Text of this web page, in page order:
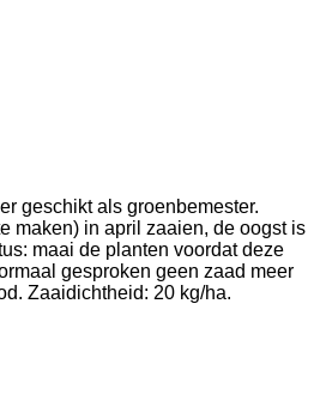
geschikt als groenbemester.
maken) in april zaaien, de oogst is
maai de planten voordat deze
gesproken geen zaad meer
Zaaidichtheid: 20 kg/ha.